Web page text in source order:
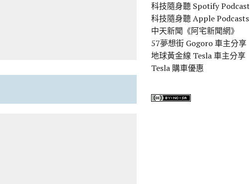
科技隨身聽 Spotify
科技隨身聽 Apple Podcasts
中天新聞《阿宅新聞網》
57夢想街 Gogoro 車主分享
地球黃金線 Tesla 車主分享
Tesla 購車優惠